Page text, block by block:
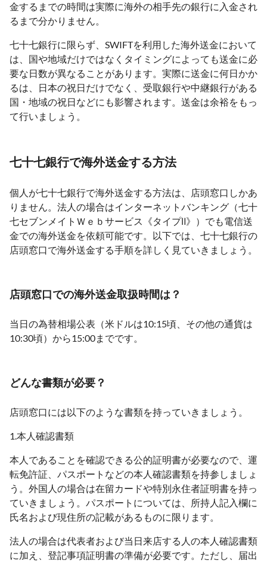
金するまでの時間は実際に海外の相手先の銀行に入金され
るまで分かりません。
七十七銀行に限らず、SWIFTを利用した海外送金において
は、国や地域だけではなくタイミングによっても送金に必
要な日数が異なることがあります。実際に送金に何日かか
るは、日本の祝日だけでなく、受取銀行や中継銀行がある
国・地域の祝日などにも影響されます。送金は余裕をもっ
て行いましょう。
七十七銀行で海外送金する方法
個人が七十七銀行で海外送金する方法は、店頭窓口しかあ
りません。法人の場合はインターネットバンキング（七十
七セブンメイトＷｅｂサービス《タイプⅡ》）でも電信送
金での海外送金を依頼可能です。以下では、七十七銀行の
店頭窓口で海外送金する手順を詳しく見ていきましょう。
店頭窓口での海外送金取扱時間は？
当日の為替相場公表（米ドルは10:15頃、その他の通貨は
10:30頃）から15:00までです。
どんな書類が必要？
店頭窓口には以下のような書類を持っていきましょう。
1.本人確認書類
本人であることを確認できる公的証明書が必要なので、運
転免許証、パスポートなどの本人確認書類を持参しましょ
う。外国人の場合は在留カードや特別永住者証明書を持っ
ていきましょう。パスポートについては、所持人記入欄に
氏名および現住所の記載があるものに限ります。
法人の場合は代表者および当日来店する人の本人確認書類
に加え、登記事項証明書の準備が必要です。ただし、届出